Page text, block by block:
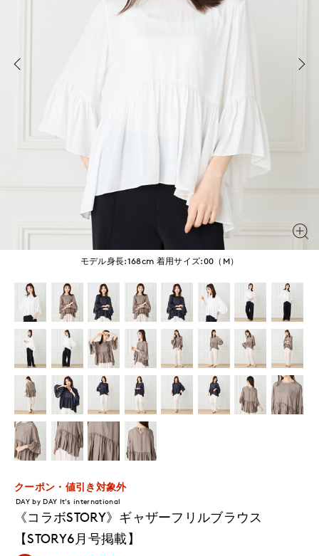
モデル身長:168cm 着用サイズ:00（M）
クーポン・値引き対象外
DAY by DAY It's international
《コラボSTORY》ギャザーフリルブラウス
【STORY6月号掲載】